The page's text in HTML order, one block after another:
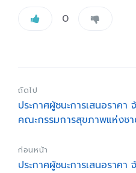
0
ถัดไป
ประกาศผู้ชนะการเสนอราค
คณะกรรมการสุขภาพแห่งชา
ก่อนหน้า
ประกาศผู้ชนะการเสนอราคา